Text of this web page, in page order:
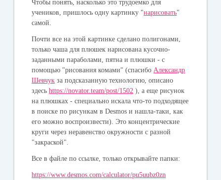
Чтобы понять, насколько это трудоемко для
учеников, пришлось одну картинку "нарисовать"
самой.
Почти все на этой картинке сделано полигонами,
только чаша для плюшек нарисована кусочно-
заданными параболами, пятна и плюшки - с
помощью "рисования комами" (спасибоАлександр
Шевчук за подсказанную технологию, описано
здесьhttps://novator.team/post/1502 ), а еще рисунок
на плюшках - специально искала что-то подходящее
в поиске по рисункам в Desmos и нашла-таки, как
его можно воспроизвести). Это концентрические
круги через неравенство окружности с разной
"закраской".
Все в файле по ссылке, только открывайте папки:
https://www.desmos.com/calculator/pu5uubz0zn